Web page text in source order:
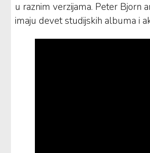
u raznim verzijama. Peter Bjorn
imaju devet studijskih albuma i